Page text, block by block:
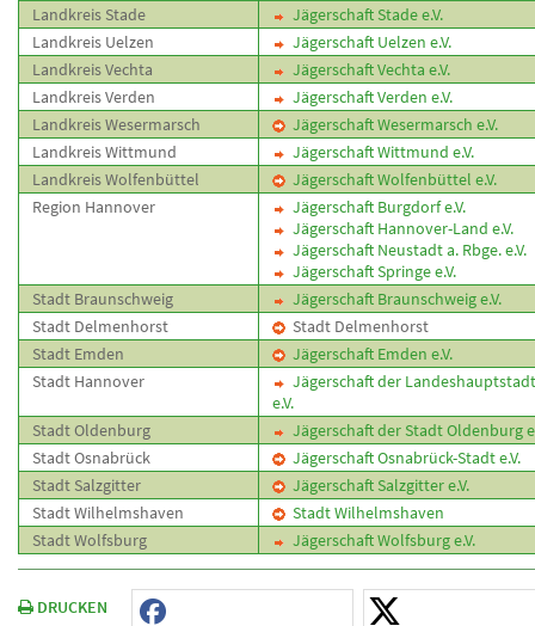
Landkreis Stade
Jägerschaft Stade e.V.
Landkreis Uelzen
Jägerschaft Uelzen e.V.
Landkreis Vechta
Jägerschaft Vechta e.V.
Landkreis Verden
Jägerschaft Verden e.V.
Landkreis Wesermarsch
Jägerschaft Wesermarsch e.V.
Landkreis Wittmund
Jägerschaft Wittmund e.V.
Landkreis Wolfenbüttel
Jägerschaft Wolfenbüttel e.V.
Region Hannover
Jägerschaft Burgdorf e.V.
Jägerschaft Hannover-Land e.V.
Jägerschaft Neustadt a. Rbge. e.V.
Jägerschaft Springe e.V.
Stadt Braunschweig
Jägerschaft Braunschweig e.V.
Stadt Delmenhorst
Stadt Delmenhorst
Stadt Emden
Jägerschaft Emden e.V.
Stadt Hannover
Jägerschaft der
e.V.
Stadt Oldenburg
Jägerschaft der Stadt Oldenburg
Stadt Osnabrück
Jägerschaft Osnabrück-Stadt e.V.
Stadt Salzgitter
Jägerschaft Salzgitter e.V.
Stadt Wilhelmshaven
Stadt Wilhelmshaven
Stadt Wolfsburg
Jägerschaft Wolfsburg e.V.
DRUCKEN